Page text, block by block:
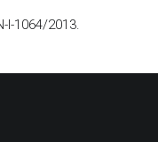
I-1064/2013.